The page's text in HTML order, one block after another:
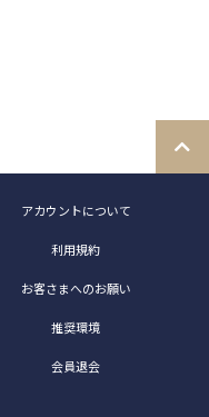
アカウントについて
利用規約
お客さまへのお願い
推奨環境
会員退会